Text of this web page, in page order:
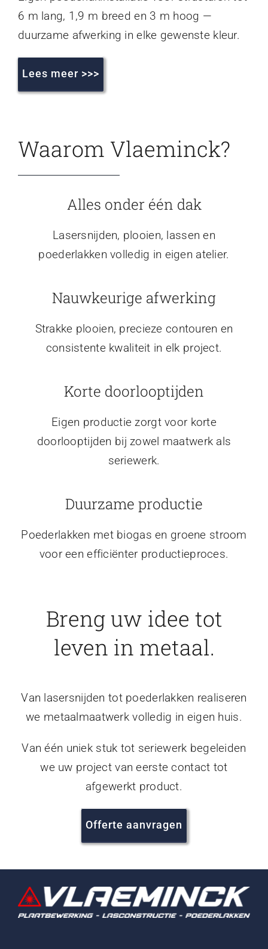
6 m lang, 1,9 m breed en 3 m hoog —
duurzame afwerking in elke gewenste kleur.
Lees meer >>>
Waarom Vlaeminck?
Alles onder één dak
Lasersnijden, plooien, lassen en
poederlakken volledig in eigen atelier.
Nauwkeurige afwerking
Strakke plooien, precieze contouren en
consistente kwaliteit in elk project.
Korte doorlooptijden
Eigen productie zorgt voor korte
doorlooptijden bij zowel maatwerk als
seriewerk.
Duurzame productie
Poederlakken met biogas en groene stroom
voor een efficiënter productieproces.
Breng uw idee tot
leven in metaal.
Van lasersnijden tot poederlakken realiseren
we metaalmaatwerk volledig in eigen huis.
Van één uniek stuk tot seriewerk begeleiden
we uw project van eerste contact tot
afgewerkt product.
Offerte aanvragen